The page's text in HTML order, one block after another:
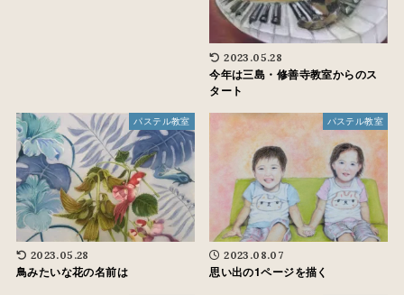
2023.05.28
今年は三島・修善寺教室からのス
タート
パステル教室
2023.05.28
鳥みたいな花の名前は
パステル教室
2023.08.07
思い出の1ページを描く